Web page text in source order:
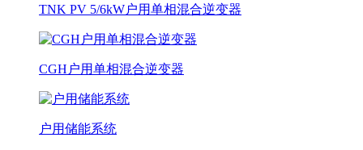
TNK PV 5/6kW户用单相混合逆变器
CGH户用单相混合逆变器
户用储能系统